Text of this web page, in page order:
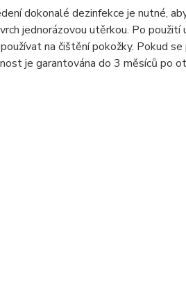
dokonalé dezinfekce je nutné,
jednorázovou utěrkou. Po použití
na čištění pokožky. Pokud
je garantována do 3 měsíců po